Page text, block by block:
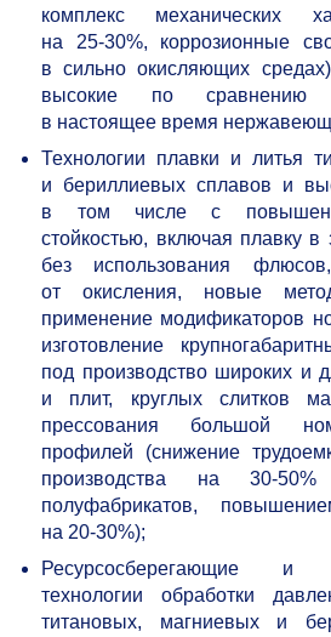
комплекс механических
на 25-30%, коррозионные
в сильно окисляющих
высокие по сравнению
в настоящее время
Технологии плавки и литья
и бериллиевых сплавов и
в том числе с
стойкостью, включая плавку
без использования
от окисления, новые
применение модификаторов
изготовление
под производство широких и
и плит, круглых слитков
прессования большой
профилей (снижение
производства на30-50%
полуфабрикатов,
на 20-30%);
Ресурсосберегающие и
технологии обработки
титановых, магниевых и